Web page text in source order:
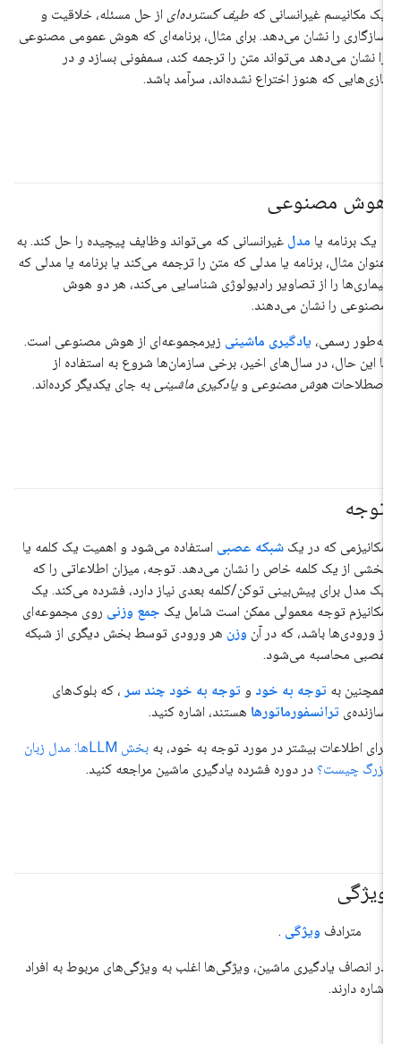
یک مکانیسم غیرانسانی کهطیف گسترده‌ایاز حل مسئله، خلاقیت و
سازگاری را نشان می‌دهد. برای مثال، برنامه‌ای که هوش عمومی مصنوعی
را نشان می‌دهد می‌تواند متن را ترجمه کند، سمفونی بسازدودر
بازی‌هایی که هنوز اختراع نشده‌اند، سرآمد باشد.
هوش مصنوعی
#مبانی
یک برنامه یا مدلغیرانسانی که می‌تواند وظایف پیچیده را حل کند. به
عنوان مثال، برنامه یا مدلی که متن را ترجمه می‌کند یا برنامه یا مدلی که
بیماری‌ها را از تصاویر رادیولوژی شناسایی می‌کند، هر دو هوش
مصنوعی را نشان می‌دهند.
به‌طور رسمی،یادگیری ماشینیزیرمجموعه‌ای از هوش مصنوعی است.
با این حال، در سال‌های اخیر، برخی سازمان‌ها شروع به استفاده از
اصطلاحاتهوش مصنوعیو یادگیری ماشینیبه جای یکدیگر کرده‌اند.
توجه
مکانیزمی که در یکشبکه عصبیاستفاده می‌شود و اهمیت یک کلمه یا
بخشی از یک کلمه خاص را نشان می‌دهد. توجه، میزان اطلاعاتی را که
یک مدل برای پیش‌بینی توکن/کلمه بعدی نیاز دارد، فشرده می‌کند. یک
مکانیزم توجه معمولی ممکن است شامل یکجمع وزنیروی مجموعه‌ای
از ورودی‌ها باشد، که در آنوزنهر ورودی توسط بخش دیگری از شبکه
عصبی محاسبه می‌شود.
همچنین به توجه به خودو توجه به خود چند سر، که بلوک‌های
سازنده‌یترانسفورماتورها هستند، اشاره کنید.
برای اطلاعات بیشتر در مورد توجه به خود، به
بخش LLMها: مدل زبان
بزرگ چیست؟در دوره فشرده یادگیری ماشین مراجعه کنید.
ویژگی
#مسئولیت_پذیر
مترادفویژگی.
در انصاف یادگیری ماشین، ویژگی‌ها اغلب به ویژگی‌های مربوط به افراد
اشاره دارند.